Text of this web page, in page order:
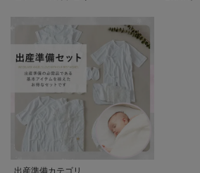
出産準備カテゴリ